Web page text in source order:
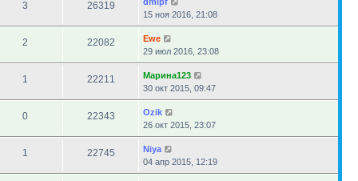
3 26319
15 ноя 2016, 21:08
2 22082
Ewe
29 июл 2016, 23:08
1 22211
Марина123
30 окт 2015, 09:47
0 22343
Ozik
26 окт 2015, 23:07
1 22745
Niya
04 апр 2015, 12:19